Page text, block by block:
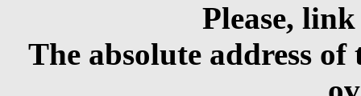
Please,
The absolute address